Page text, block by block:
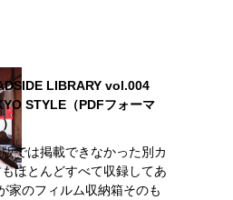
LIBRARY vol.004
STYLE（PDFフォーマ
では掲載できなかった別カ
ほとんどすべて収録してあ
家のフィルム収納箱そのも